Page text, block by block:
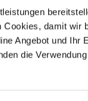
damit wir
Angebot und Ihr
die